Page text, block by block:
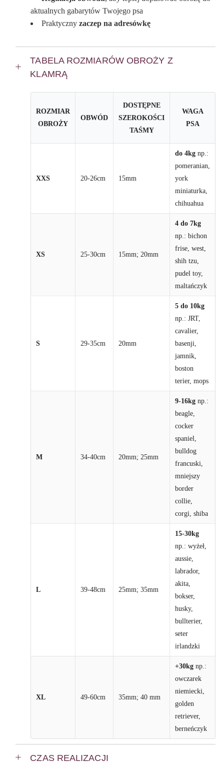
aktualnych gabarytów Twojego psa
Praktyczny zaczep na adresówkę
TABELA ROZMIARÓW OBROŻY Z
KLAMRĄ
ROZMIAR
OBROŻY
OBWÓD
DOSTĘPNE
SZEROKOŚCI
TAŚMY
WAGA
PSA
XXS 20-26cm 15mm
do 4kg np.:
pomeranian,
york
miniaturka,
chihuahua
XS 25-30cm 15mm; 20mm
4 do 7kg
np.: bichon
frise, west,
shih tzu,
pudel toy,
maltańczyk
S 29-35cm 20mm
5 do 10kg
np.: JRT,
cavalier,
basenji,
jamnik,
boston
terier, mops
M 34-40cm 20mm; 25mm
9-16kg np.:
beagle,
cocker
spaniel,
bulldog
francuski,
mniejszy
border
collie,
corgi, shiba
L 39-48cm 25mm; 35mm
15-30kg
np.: wyżeł,
aussie,
labrador,
akita,
bokser,
husky,
bullterier,
seter
irlandzki
XL 49-60cm 35mm; 40 mm
+30kg np.:
owczarek
niemiecki,
golden
retriever,
berneńczyk
CZAS REALIZACJI